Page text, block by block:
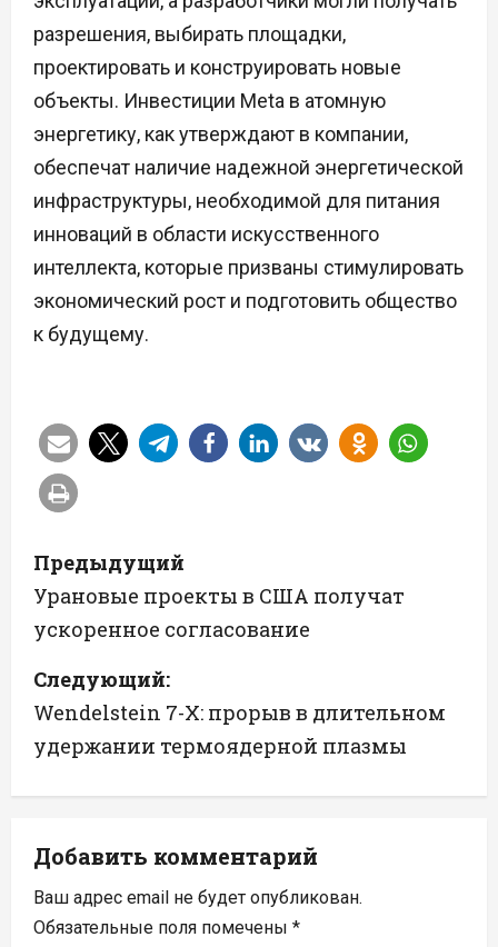
разрешения, выбирать площадки,
проектировать и конструировать новые
объекты. Инвестиции Meta в атомную
энергетику, как утверждают в компании,
обеспечат наличие надежной энергетической
инфраструктуры, необходимой для питания
инноваций в области искусственного
интеллекта, которые призваны стимулировать
экономический рост и подготовить общество
к будущему.
Н
а
в
и
г
и
я
Предыдущий
Урановые проекты в США получат
ускоренное согласование
Следующий:
Wendelstein 7-X: прорыв в длительном
удержании термоядерной плазмы
Добавить комментарий
Ваш адрес email не будет опубликован.
Обязательные поля помечены *